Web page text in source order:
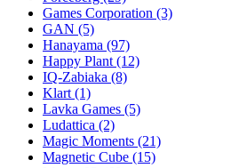
Games Corporation (3)
GAN (5)
Hanayama (97)
Happy Plant (12)
IQ-Zabiaka (8)
Klart (1)
Lavka Games (5)
Ludattica (2)
Magic Moments (21)
Magnetic Cube (15)